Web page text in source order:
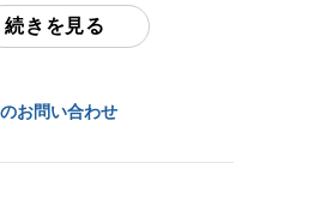
続きを見る
お問い合わせ